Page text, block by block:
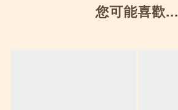
您可能喜歡...